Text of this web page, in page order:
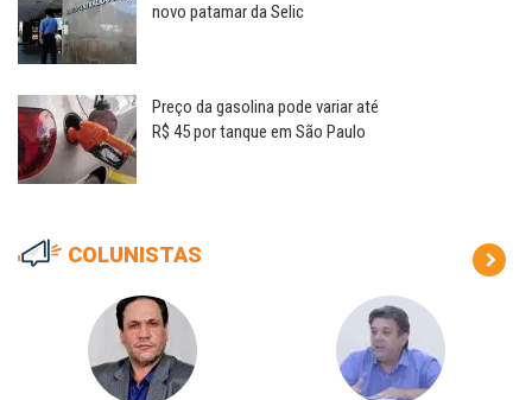
novo patamar da Selic
Preço da gasolina pode variar até
R$ 45 por tanque em São Paulo
COLUNISTAS